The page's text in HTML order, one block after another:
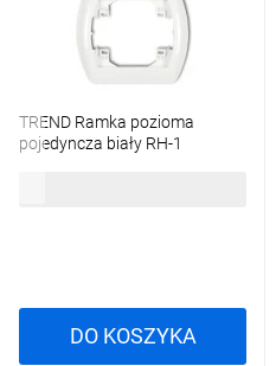
TREND Ramka pozioma
pojedyncza biały RH-1
DO KOSZYKA